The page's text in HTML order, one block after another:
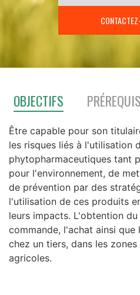
OBJECTIFS PRÉREQUIS
Être capable pour son
les risques liés à l'utilisation
phytopharmaceutiques tant
pour l'environnement, de
de prévention par des
l'utilisation de ces produits
leurs impacts. L'obtention
commande, l'achat ainsi
chez un tiers, dans les
agricoles.